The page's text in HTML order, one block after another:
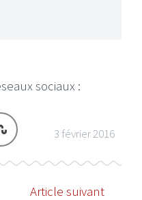
sociaux :
3 février 2016
Article suivant